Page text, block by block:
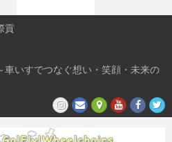
貢
想い・笑顔・未来の